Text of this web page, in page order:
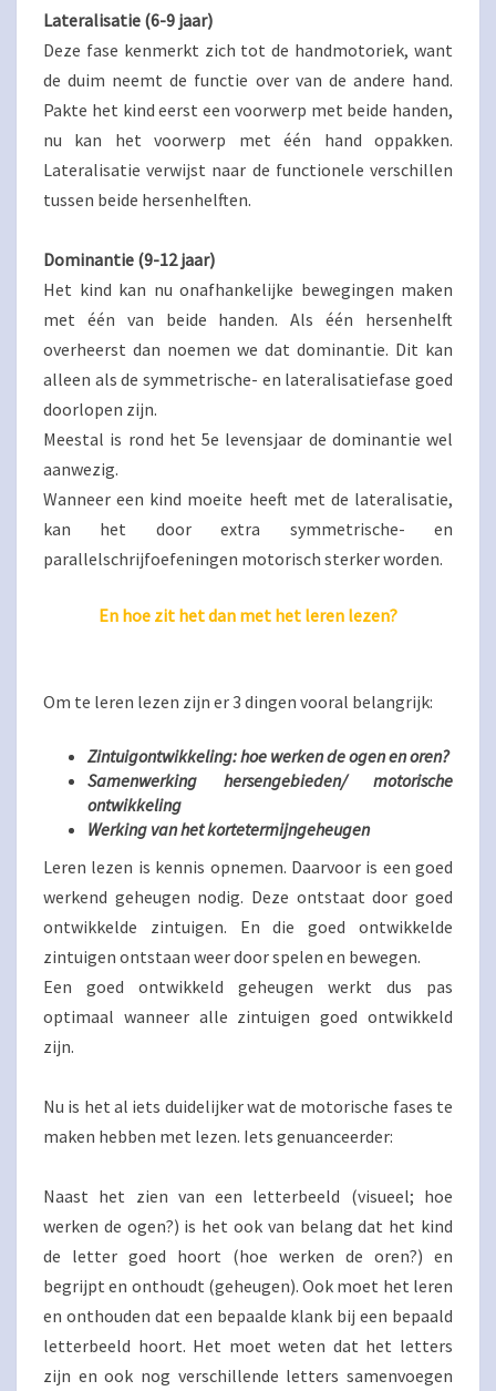
Lateralisatie (6-9 jaar)
Deze fase kenmerkt zich tot de handmotoriek, want
de duim neemt de functie over van de andere hand.
Pakte het kind eerst een voorwerp met beide handen,
nu kan het voorwerp met één hand oppakken.
Lateralisatie verwijst naar de functionele verschillen
tussen beide hersenhelften.
Dominantie (9-12 jaar)
Het kind kan nu onafhankelijke bewegingen maken
met één van beide handen. Als één hersenhelft
overheerst dan noemen we dat dominantie. Dit kan
alleen als de symmetrische- en lateralisatiefase goed
doorlopen zijn.
Meestal is rond het 5e levensjaar de dominantie wel
aanwezig.
Wanneer een kind moeite heeft met de lateralisatie,
kan het door extra symmetrische- en
parallelschrijfoefeningen motorisch sterker worden.
En hoe zit het dan met het leren lezen?
Om te leren lezen zijn er 3 dingen vooral belangrijk:
Zintuigontwikkeling: hoe werken de ogen en oren?
Samenwerking hersengebieden/ motorische
ontwikkeling
Werking van het kortetermijngeheugen
Leren lezen is kennis opnemen. Daarvoor is een goed
werkend geheugen nodig. Deze ontstaat door goed
ontwikkelde zintuigen. En die goed ontwikkelde
zintuigen ontstaan weer door spelen en bewegen.
Een goed ontwikkeld geheugen werkt dus pas
optimaal wanneer alle zintuigen goed ontwikkeld
zijn.
Nu is het al iets duidelijker wat de motorische fases te
maken hebben met lezen. Iets genuanceerder:
Naast het zien van een letterbeeld (visueel; hoe
werken de ogen?) is het ook van belang dat het kind
de letter goed hoort (hoe werken de oren?) en
begrijpt en onthoudt (geheugen). Ook moet het leren
en onthouden dat een bepaalde klank bij een bepaald
letterbeeld hoort. Het moet weten dat het letters
zijn en ook nog verschillende letters samenvoegen